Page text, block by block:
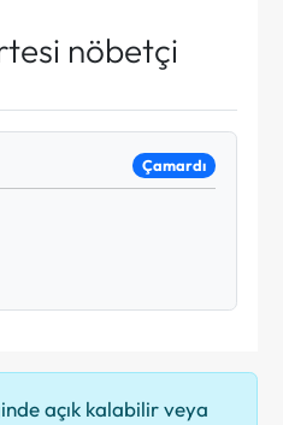
nöbetçi
Çamardı
açık kalabilir veya